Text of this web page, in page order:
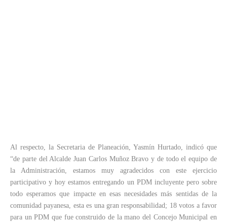
Al respecto, la Secretaria de Planeación, Yasmín Hurtado, indicó que
“de parte del Alcalde Juan Carlos Muñoz Bravo y de todo el equipo de
la Administración, estamos muy agradecidos con este ejercicio
participativo y hoy estamos entregando un PDM incluyente pero sobre
todo esperamos que impacte en esas necesidades más sentidas de la
comunidad payanesa, esta es una gran responsabilidad; 18 votos a favor
para un PDM que fue construido de la mano del Concejo Municipal en